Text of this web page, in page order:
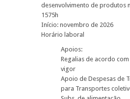
desenvolvimento de produtos
1575h
Início: novembro de 2026
Horário laboral
Apoios:
Regalias de acordo
vigor
Apoio de Despesas de
para Transportes